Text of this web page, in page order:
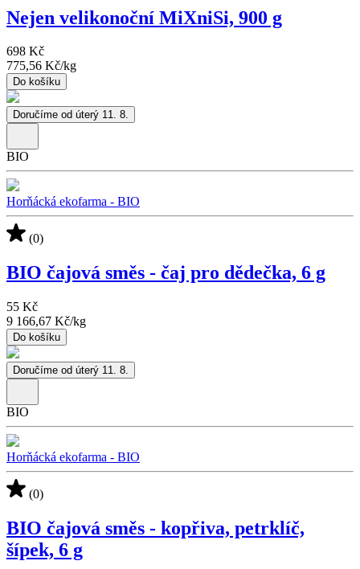
Nejen velikonoční MiXniSi, 900 g
698 Kč
775,56 Kč/kg
Do košíku
Doručíme od úterý 11. 8.
BIO
Horňácká ekofarma - BIO
(0)
BIO čajová směs - čaj pro dědečka, 6 g
55 Kč
9 166,67 Kč/kg
Do košíku
Doručíme od úterý 11. 8.
BIO
Horňácká ekofarma - BIO
(0)
BIO čajová směs - kopřiva, petrklíč,
šípek, 6 g